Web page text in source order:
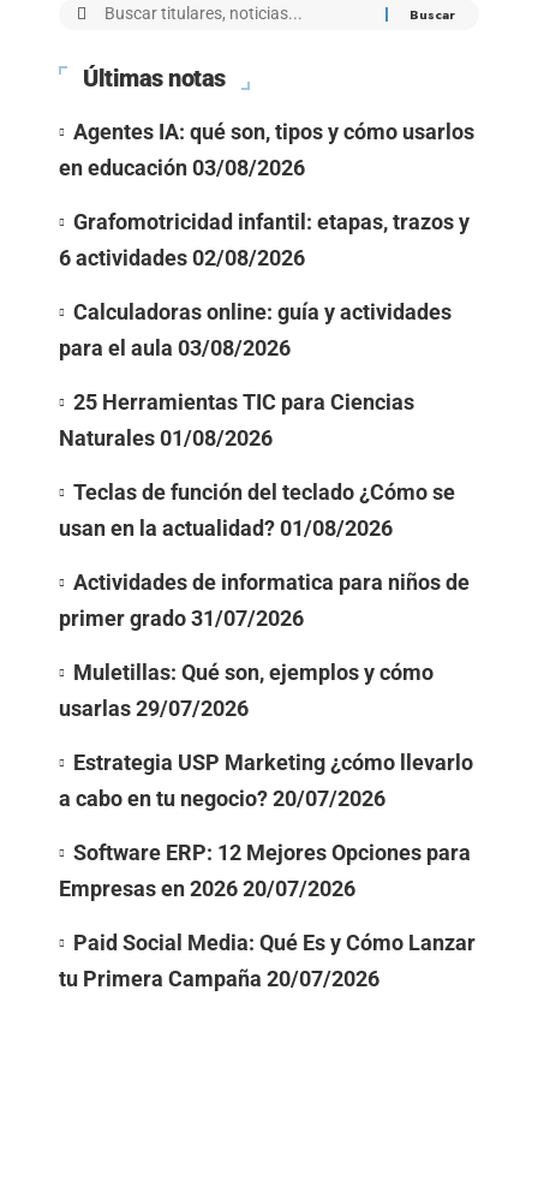
Últimas notas
Agentes IA: qué son, tipos y cómo usarlos
en educación03/08/2026
Grafomotricidad infantil: etapas, trazos y
6 actividades02/08/2026
Calculadoras online: guía y actividades
para el aula 03/08/2026
25 Herramientas TIC para Ciencias
Naturales01/08/2026
Teclas de función del teclado ¿Cómo se
usan en la actualidad?01/08/2026
Actividades de informatica para niños de
primer grado31/07/2026
Muletillas: Qué son, ejemplos y cómo
usarlas29/07/2026
Estrategia USP Marketing ¿cómo llevarlo
a cabo en tu negocio?20/07/2026
Software ERP: 12 Mejores Opciones para
Empresas en 202620/07/2026
Paid Social Media: Qué Es y Cómo Lanzar
tu Primera Campaña 20/07/2026